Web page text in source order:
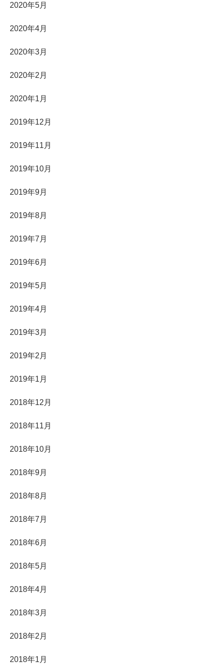
2020年5月
2020年4月
2020年3月
2020年2月
2020年1月
2019年12月
2019年11月
2019年10月
2019年9月
2019年8月
2019年7月
2019年6月
2019年5月
2019年4月
2019年3月
2019年2月
2019年1月
2018年12月
2018年11月
2018年10月
2018年9月
2018年8月
2018年7月
2018年6月
2018年5月
2018年4月
2018年3月
2018年2月
2018年1月